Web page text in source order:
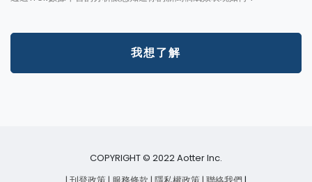
我想了解
COPYRIGHT © 2022 Aotter Inc.